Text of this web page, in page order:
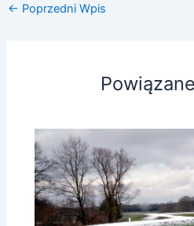
← Poprzedni Wpis